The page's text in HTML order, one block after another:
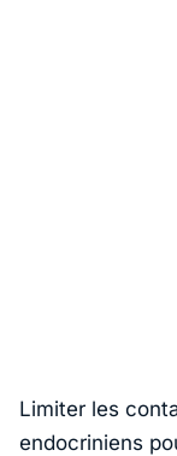
Limiter les
endocriniens